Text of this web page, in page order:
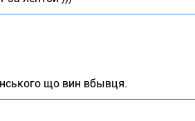
що вин вбывця.